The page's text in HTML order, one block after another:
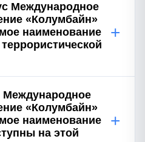
Международное
«Колумбайн»
наименование
+
Международное
«Колумбайн»
наименование
на этой
+